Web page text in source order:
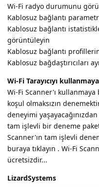
Wi-Fi radyo durumunu
Kablosuz bağlantı
Kablosuz bağlantı
görüntüleyin
Kablosuz bağlantı
Kablosuz bağdaştırıcıları
Wi-Fi Tarayıcıyı
Wi-Fi Scanner'ı
koşul olmaksızın
deneyimi
tam işlevli bir deneme
Scanner'ın tam işlevli
buraya tıklayın . Wi-Fi
ücretsizdir...
LizardSystems